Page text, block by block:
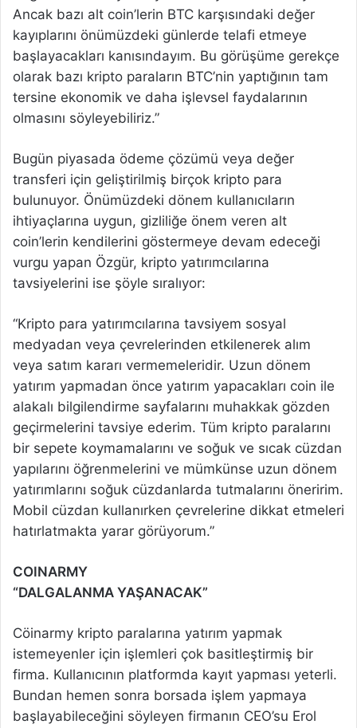
Ancak bazı alt coin’lerin BTC karşısındaki değer
kayıplarını önümüzdeki günlerde telafi etmeye
başlayacakları kanısındayım. Bu görüşüme gerekçe
olarak bazı kripto paraların BTC’nin yaptığının tam
tersine ekonomik ve daha işlevsel faydalarının
olmasını söyleyebiliriz.”
Bugün piyasada ödeme çözümü veya değer
transferi için geliştirilmiş birçok kripto para
bulunuyor. Önümüzdeki dönem kullanıcıların
ihtiyaçlarına uygun, gizliliğe önem veren alt
coin’lerin kendilerini göstermeye devam edeceği
vurgu yapan Özgür, kripto yatırımcılarına
tavsiyelerini ise şöyle sıralıyor:
“Kripto para yatırımcılarına tavsiyem sosyal
medyadan veya çevrelerinden etkilenerek alım
veya satım kararı vermemeleridir. Uzun dönem
yatırım yapmadan önce yatırım yapacakları coin ile
alakalı bilgilendirme sayfalarını muhakkak gözden
geçirmelerini tavsiye ederim. Tüm kripto paralarını
bir sepete koymamalarını ve soğuk ve sıcak cüzdan
yapılarını öğrenmelerini ve mümkünse uzun dönem
yatırımlarını soğuk cüzdanlarda tutmalarını öneririm.
Mobil cüzdan kullanırken çevrelerine dikkat etmeleri
hatırlatmakta yarar görüyorum.”
COINARMY
“DALGALANMA YAŞANACAK”
Cöinarmy kripto paralarına yatırım yapmak
istemeyenler için işlemleri çok basitleştirmiş bir
firma. Kullanıcının platformda kayıt yapması yeterli.
Bundan hemen sonra borsada işlem yapmaya
başlayabileceğini söyleyen firmanın CEO’su Erol